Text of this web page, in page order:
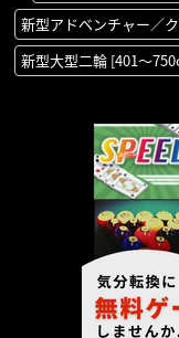
新型アドベンチャー／
新型大型二輪 [401〜